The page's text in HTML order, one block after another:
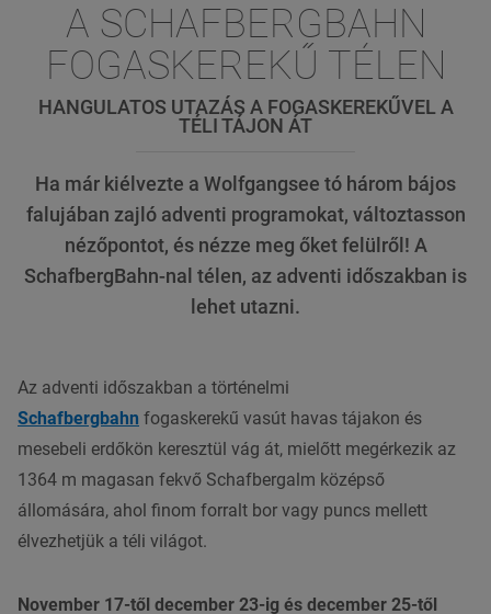
A SCHAFBERGBAHN
FOGASKEREKŰ TÉLEN
HANGULATOS UTAZÁS A FOGASKEREKŰVEL A
TÉLI TÁJON ÁT
Ha már kiélvezte a Wolfgangsee tó három bájos
falujában zajló adventi programokat, változtasson
nézőpontot, és nézze meg őket felülről! A
SchafbergBahn-nal télen, az adventi időszakban is
lehet utazni.
Az adventi időszakban a történelmi
Schafbergbahn fogaskerekű vasút havas tájakon és
mesebeli erdőkön keresztül vág át, mielőtt megérkezik az
1364 m magasan fekvő Schafbergalm középső
állomására, ahol finom forralt bor vagy puncs mellett
élvezhetjük a téli világot.
November 17-től december 23-ig és december 25-től